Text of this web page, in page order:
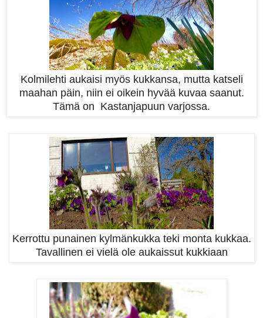
Kolmilehti aukaisi myös kukkansa, mutta katseli
maahan päin, niin ei oikein hyvää kuvaa saanut.
Tämä on Kastanjapuun varjossa.
Kerrottu punainen kylmänkukka teki monta kukkaa.
Tavallinen ei vielä ole aukaissut kukkiaan